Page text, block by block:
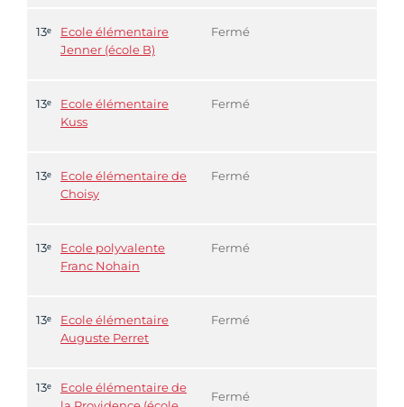
13ᵉ
Ecole élémentaire
Jenner (école B)
Fermé
13ᵉ
Ecole élémentaire
Kuss
Fermé
13ᵉ
Ecole élémentaire de
Choisy
Fermé
13ᵉ
Ecole polyvalente
Franc Nohain
Fermé
13ᵉ
Ecole élémentaire
Auguste Perret
Fermé
13ᵉ
Ecole élémentaire de
Fermé